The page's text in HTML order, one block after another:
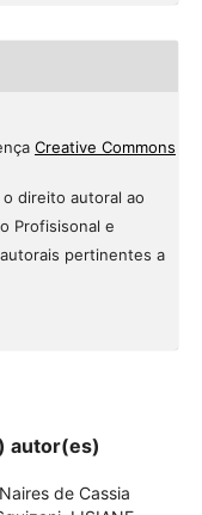
Creative Commons
direito autoral ao
Profisisonal e
pertinentes a
autor(es)
de Cassia